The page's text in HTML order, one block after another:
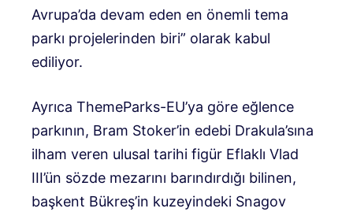
Avrupa’da devam eden en önemli tema
parkı projelerinden biri” olarak kabul
ediliyor.
Ayrıca ThemeParks-EU’ya göre eğlence
parkının, Bram Stoker’in edebi Drakula’sına
ilham veren ulusal tarihi figür Eflaklı Vlad
III’ün sözde mezarını barındırdığı bilinen,
başkent Bükreş’in kuzeyindeki Snagov